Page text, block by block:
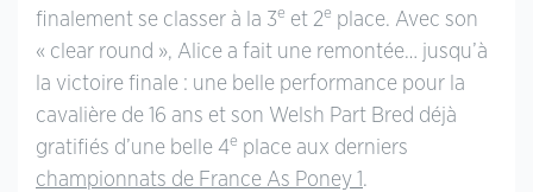
finalement se classer à la 3e et 2e place. Avec son
« clear round », Alice a fait une remontée… jusqu’à
la victoire finale : une belle performance pour la
cavalière de 16 ans et son Welsh Part Bred déjà
gratifiés d’une belle 4e place aux derniers
championnats de France As Poney 1 .